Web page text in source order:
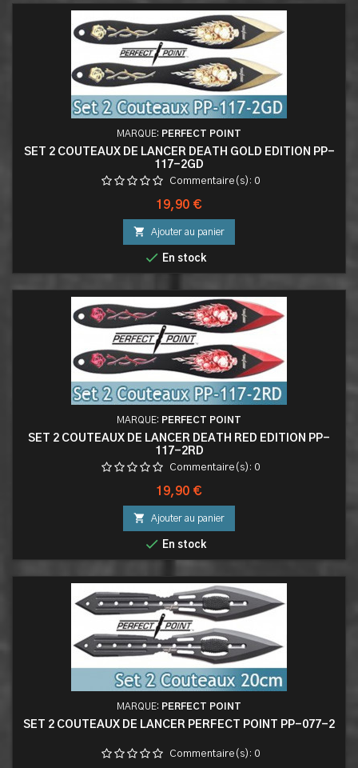
MARQUE: PERFECT POINT
SET 2 COUTEAUX DE LANCER DEATH GOLD EDITION PP-
117-2GD
Commentaire(s): 0
Prix
19,90 €
 Ajouter au panier
 En stock
MARQUE: PERFECT POINT
SET 2 COUTEAUX DE LANCER DEATH RED EDITION PP-
117-2RD
Commentaire(s): 0
Prix
19,90 €
 Ajouter au panier
 En stock
MARQUE: PERFECT POINT
SET 2 COUTEAUX DE LANCER PERFECT POINT PP-077-2
Commentaire(s): 0